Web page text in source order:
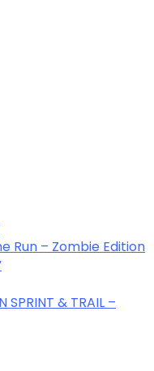
Run – Zombie Edition
SPRINT & TRAIL –